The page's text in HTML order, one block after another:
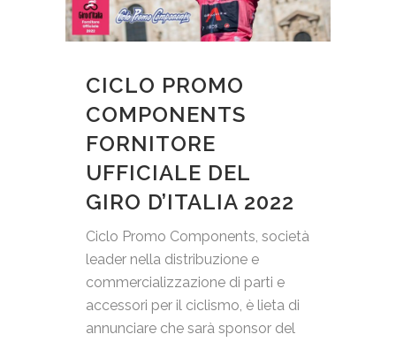
CICLO PROMO
COMPONENTS
FORNITORE
UFFICIALE DEL
GIRO D’ITALIA 2022
Ciclo Promo Components, società
leader nella distribuzione e
commercializzazione di parti e
accessori per il ciclismo, è lieta di
annunciare che sarà sponsor del